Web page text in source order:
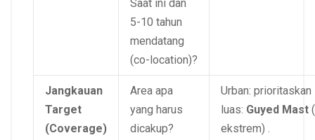
Saat ini dan
5-10 tahun
mendatang
(co-location)?
Jangkauan
Target
(Coverage)
Area apa
yang harus
dicakup?
Urban: prioritaskan
luas: Guyed Mast
ekstrem) .